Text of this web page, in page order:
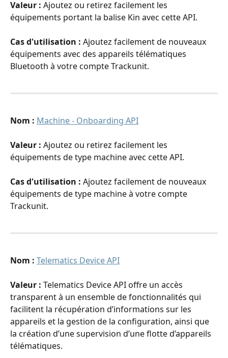
Valeur : Ajoutez ou retirez facilement les
équipements portant la balise Kin avec cette API.
Cas d'utilisation : Ajoutez facilement de nouveaux
équipements avec des appareils télématiques
Bluetooth à votre compte Trackunit.
Nom : Machine - Onboarding API
Valeur : Ajoutez ou retirez facilement les
équipements de type machine avec cette API.
Cas d'utilisation : Ajoutez facilement de nouveaux
équipements de type machine à votre compte
Trackunit.
Nom : Telematics Device API
Valeur : Telematics Device API offre un accès
transparent à un ensemble de fonctionnalités qui
facilitent la récupération d’informations sur les
appareils et la gestion de la configuration, ainsi que
la création d’une supervision d’une flotte d’appareils
télématiques.